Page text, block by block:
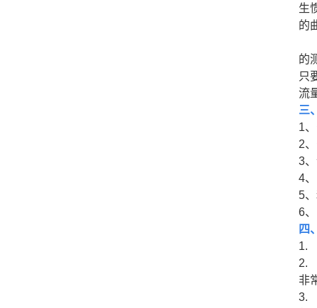
生
的
的
只
流
三
1
2
3
4
5
6、
四
1.
2.
非
3.